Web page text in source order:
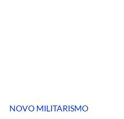
NOVO MILITARISMO